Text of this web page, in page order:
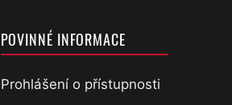
POVINNÉ INFORMACE
Prohlášení o přístupnosti